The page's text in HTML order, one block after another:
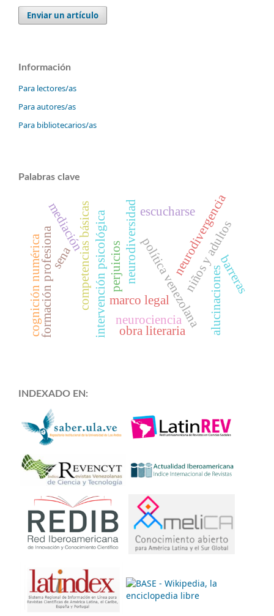
Enviar un artículo
Información
Para lectores/as
Para autores/as
Para bibliotecarios/as
Palabras clave
intervención psicológica política venezolana
neurodivergencia
neurodiversidad
competencias básicas
neurociencia
mediación
obra literaria
formación profesionasena niños y adultos
cognición numérica alucinaciones
marco legal
barreras
escucharse
perjuicios
INDEXADO EN: